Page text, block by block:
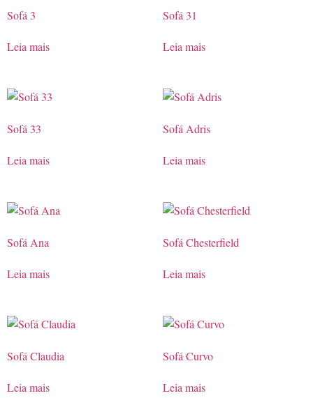
Sofá 3
Leia mais
Sofá 31
Leia mais
Sofá 33
Leia mais
Sofá Adris
Leia mais
Sofá Ana
Leia mais
Sofá Chesterfield
Leia mais
Sofá Claudia
Leia mais
Sofá Curvo
Leia mais